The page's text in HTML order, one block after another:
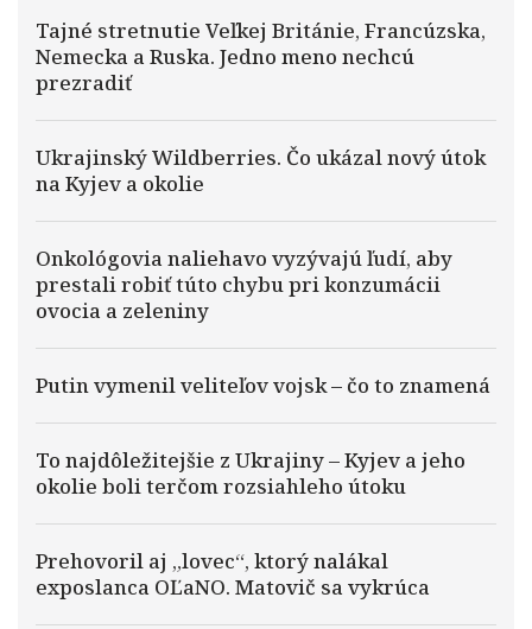
Tajné stretnutie Veľkej Británie, Francúzska,
Nemecka a Ruska. Jedno meno nechcú
prezradiť
Ukrajinský Wildberries. Čo ukázal nový útok
na Kyjev a okolie
Onkológovia naliehavo vyzývajú ľudí, aby
prestali robiť túto chybu pri konzumácii
ovocia a zeleniny
Putin vymenil veliteľov vojsk – čo to znamená
To najdôležitejšie z Ukrajiny – Kyjev a jeho
okolie boli terčom rozsiahleho útoku
Prehovoril aj „lovec“, ktorý nalákal
exposlanca OĽaNO. Matovič sa vykrúca